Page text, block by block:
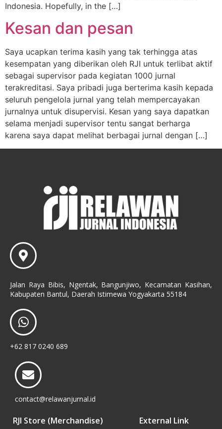
Indonesia. Hopefully, in the […]
Kesan dan pesan
Saya ucapkan terima kasih yang tak terhingga atas
kesempatan yang diberikan oleh RJI untuk terlibat aktif
sebagai supervisor pada kegiatan 1000 jurnal
terakreditasi. Saya pribadi juga berterima kasih kepada
seluruh pengelola jurnal yang telah mempercayakan
jurnalnya untuk disupervisi. Kesan yang saya dapatkan
selama menjadi supervisor tentu sangat berharga
karena saya dapat melihat berbagai jurnal dengan […]
Jalan Raya Bibis, Ngentak, Bangunjiwo, Kecamatan Kasihan,
Kabupaten Bantul, Daerah Istimewa Yogyakarta 55184
+62 817 0240 689
contact@relawanjurnal.id
RJI Store (Merchandise) External Link